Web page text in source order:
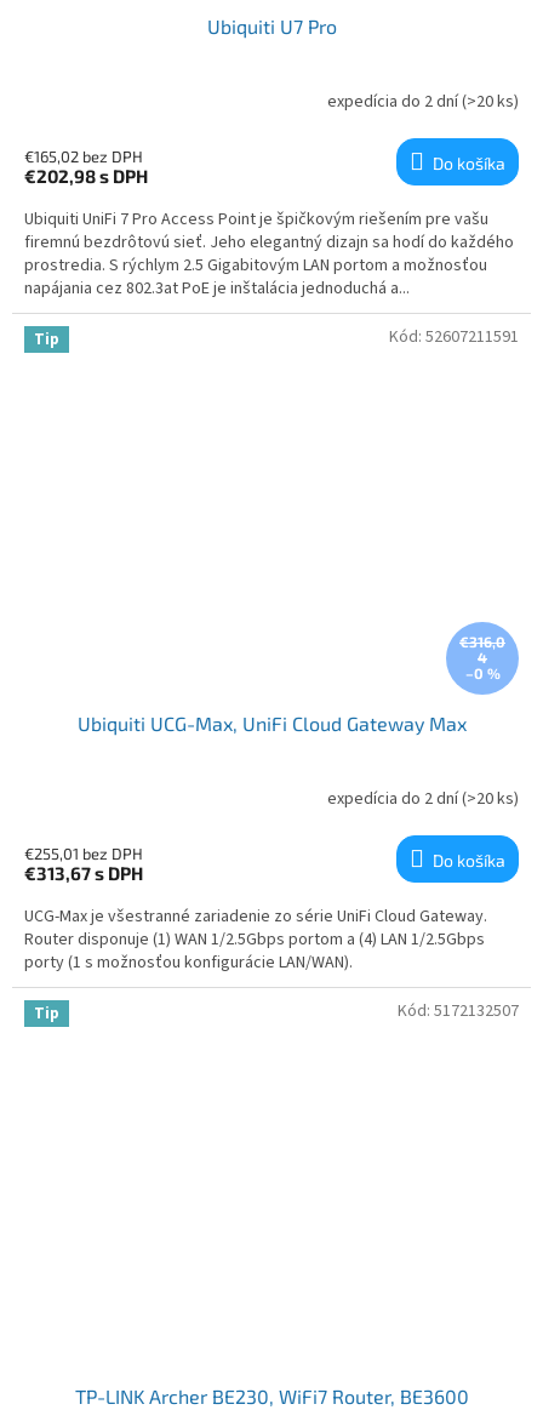
Ubiquiti U7 Pro
expedícia do 2 dní(>20 ks)
€165,02 bez DPH
€202,98s DPH
Do košíka
Ubiquiti UniFi 7 Pro Access Point je špičkovým riešením pre vašu
firemnú bezdrôtovú sieť. Jeho elegantný dizajn sa hodí do každého
prostredia. S rýchlym 2.5 Gigabitovým LAN portom a možnosťou
napájania cez 802.3at PoE je inštalácia jednoduchá a...
Tip
€316,0
4
–0 %
Ubiquiti UCG-Max, UniFi Cloud Gateway Max
expedícia do 2 dní(>20 ks)
€255,01 bez DPH
€313,67s DPH
Do košíka
UCG-Max je všestranné zariadenie zo série UniFi Cloud Gateway.
Router disponuje (1) WAN 1/2.5Gbps portom a (4) LAN 1/2.5Gbps
porty (1 s možnosťou konfigurácie LAN/WAN).
Kód: 52607211591
Tip
TP-LINK Archer BE230, WiFi7 Router, BE3600
Kód: 5172132507